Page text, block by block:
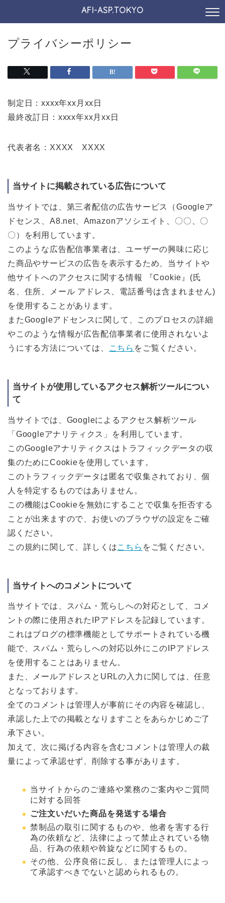
AFI-ASP.TOKYO
プライバシーポリシー
制定日：xxxx年xx月xx日
最終改訂日：xxxx年xx月xx日
代表者名：XXXX XXXX
当サイトに掲載されている広告について
当サイトでは、第三者配信の広告サービス（Googleア
ドセンス、A8.net、Amazonアソシエイト、〇〇、〇
〇）を利用しています。
このような広告配信事業者は、ユーザーの興味に応じ
た商品やサービスの広告を表示するため、当サイトや
他サイトへのアクセスに関する情報 『Cookie』(氏
名、住所、メール アドレス、電話番号は含まれません)
を使用することがあります。
またGoogleアドセンスに関して、このプロセスの詳細
やこのような情報が広告配信事業者に使用されないよ
うにする方法については、
こちら をご覧ください。
当サイトが使用しているアクセス解析ツールについ
て
当サイトでは、Googleによるアクセス解析ツール
「Googleアナリティクス」を利用しています。
このGoogleアナリティクスはトラフィックデータの収
集のためにCookieを使用しています。
このトラフィックデータは匿名で収集されており、個
人を特定するものではありません。
この機能はCookieを無効にすることで収集を拒否する
ことが出来ますので、お使いのブラウザの設定をご確
認ください。
この規約に関して、詳しくはこちら をご覧ください。
当サイトへのコメントについて
当サイトでは、スパム・荒らしへの対応として、コメ
ントの際に使用されたIPアドレスを記録しています。
これはブログの標準機能としてサポートされている機
能で、スパム・荒らしへの対応以外にこのIPアドレス
を使用することはありません。
また、メールアドレスとURLの入力に関しては、任意
となっております。
全てのコメントは管理人が事前にその内容を確認し、
承認した上での掲載となりますことをあらかじめご了
承下さい。
加えて、次に掲げる内容を含むコメントは管理人の裁
量によって承認せず、削除する事があります。
当サイトからのご連絡や業務のご案内やご質問
に対する回答
ご注文いだいた商品を発送する場合
禁制品の取引に関するものや、他者を害する行
為の依頼など、法律によって禁止されている物
品、行為の依頼や斡旋などに関するもの。
その他、公序良俗に反し、または管理人によっ
て承認すべきでないと認められるもの。